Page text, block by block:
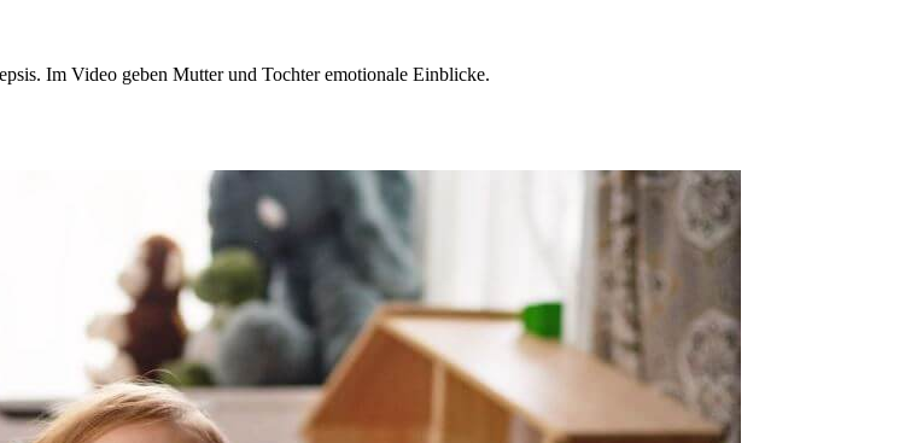
Im Video geben Mutter und Tochter emotionale Einblicke.